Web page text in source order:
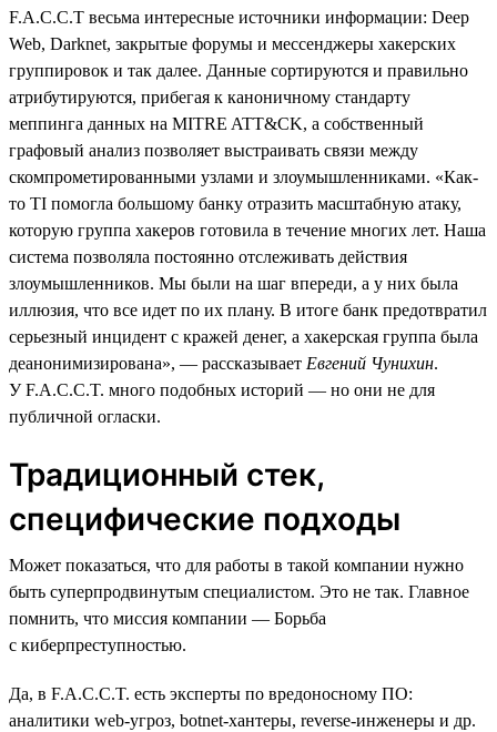
F.A.C.C.T весьма интересные источники информации: Deep
Web, Darknet, закрытые форумы и мессенджеры хакерских
группировок и так далее. Данные сортируются и правильно
атрибутируются, прибегая к каноничному стандарту
меппинга данных на MITRE ATT&CK, а собственный
графовый анализ позволяет выстраивать связи между
скомпрометированными узлами и злоумышленниками. «Как-
то TI помогла большому банку отразить масштабную атаку,
которую группа хакеров готовила в течение многих лет. Наша
система позволяла постоянно отслеживать действия
злоумышленников. Мы были на шаг впереди, а у них была
иллюзия, что все идет по их плану. В итоге банк предотвратил
серьезный инцидент с кражей денег, а хакерская группа была
деанонимизирована», — рассказывает Евгений Чунихин.
У F.A.C.C.T. много подобных историй — но они не для
публичной огласки.
Традиционный стек,
специфические подходы
Может показаться, что для работы в такой компании нужно
быть суперпродвинутым специалистом. Это не так. Главное
помнить, что миссия компании — Борьба
с киберпреступностью.
Да, в F.A.C.C.T. есть эксперты по вредоносному ПО:
аналитики web-угроз, botnet-хантеры, reverse-инженеры и др.